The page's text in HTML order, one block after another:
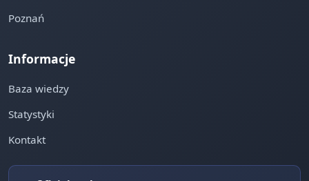
Poznań
Informacje
Baza wiedzy
Statystyki
Kontakt